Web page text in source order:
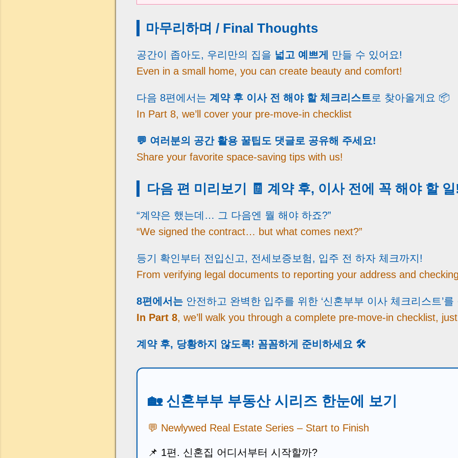
마무리하며 / Final Thoughts
공간이 좁아도, 우리만의 집을 넓고 예쁘게
만들 수 있어요!
Even in a small home, you can create beauty and comfort!
다음 8편에서는 계약 후 이사 전 해야 할 체크리스트로 찾아올게요 📦
In Part 8, we’ll cover your pre-move-in checklist
💬 여러분의 공간 활용 꿀팁도 댓글로 공유해 주세요!
Share your favorite space-saving tips with us!
다음 편 미리보기 🧾 계약 후, 이사 전에 꼭 해야 할
“계약은 했는데… 그 다음엔 뭘 해야 하죠?”
“We signed the contract… but what comes next?”
등기 확인부터 전입신고, 전세보증보험, 입주 전 하자 체크까지!
From verifying legal documents to reporting your address and
8편에서는 안전하고 완벽한 입주를 위한 ‘신혼부부 이사 체크리스트’
In Part 8, we’ll walk you through a complete pre-move-in checklist,
계약 후, 당황하지 않도록! 꼼꼼하게 준비하세요 🛠️
🏡 신혼부부 부동산 시리즈 한눈에 보기
💬 Newlywed Real Estate Series – Start to Finish
📌 1편. 신혼집 어디서부터 시작할까?